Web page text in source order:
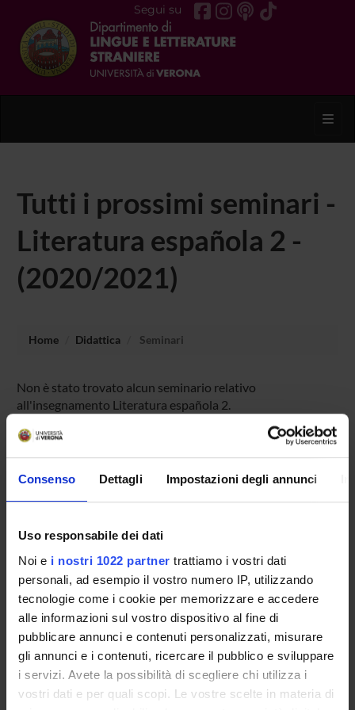
Consenso Dettagli Impostazioni degli annunci
Uso responsabile dei dati
Noi e i nostri 1022 partner trattiamo i vostri dati
personali, ad esempio il vostro numero IP, utilizzando
tecnologie come i cookie per memorizzare e accedere
alle informazioni sul vostro dispositivo al fine di
pubblicare annunci e contenuti personalizzati, misurare
gli annunci e i contenuti, ricercare il pubblico e sviluppare
i servizi. Avete la possibilità di scegliere chi utilizza i
vostri dati e per quali scopi. Le vostre scelte in materia di
Segui su
Tutti i prossimi seminari -
Literatura española 2 -
(2020/2021)
Home Didattica Seminari
Non è stato trovato alcun seminario relativo
all'insegnamento Literatura española 2.
OFFERTA FORMATIVA
DOTTORATI DI RICERCA E FORMAZIONE
SUPERIORE
Contatti
Persone
Luoghi
Calendario